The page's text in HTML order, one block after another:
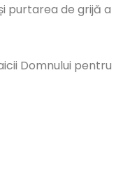
purtarea de grijă a
Domnului pentru